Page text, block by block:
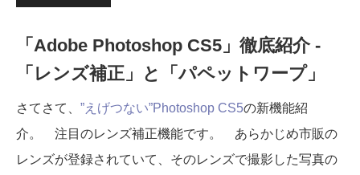
「Adobe Photoshop CS5」徹底紹介 -
「レンズ補正」と「パペットワープ」
さてさて、 ”えげつない”Photoshop CS5の新機能紹
介。 注目のレンズ補正機能です。 あらかじめ市販の
レンズが登録されていて、そのレンズで撮影した写真の